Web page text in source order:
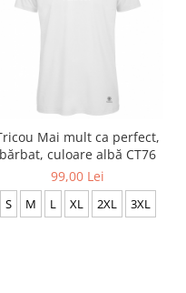
Mai mult ca perfect,
bărbat, culoare albă CT76
99,00 Lei
S M L XL 2XL 3XL